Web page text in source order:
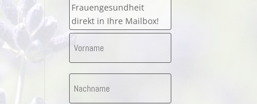
Frauengesundheit
direkt in Ihre Mailbox!